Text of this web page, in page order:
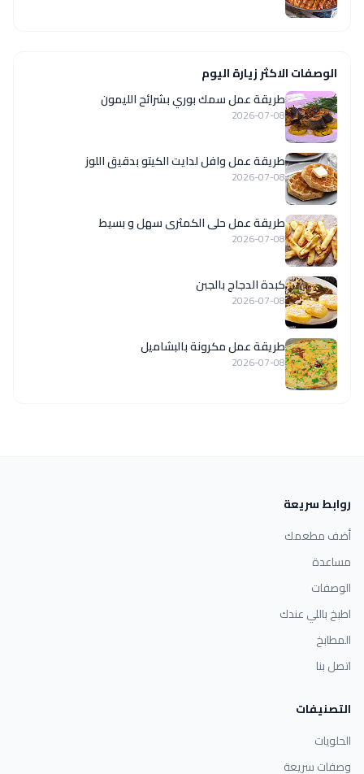
الوصفات الاكثر زيارة اليوم
طريقة عمل سمك بوري بشرائح الليمون
2026-07-08
طريقة عمل وافل لدايت الكيتو بدقيق اللوز
2026-07-08
طريقة عمل حلى الكمثرى سهل و بسيط
2026-07-08
كبدة الدجاج بالجبن
2026-07-08
طريقة عمل مكرونة بالبشاميل
2026-07-08
روابط سريعة
أضف مطعمك
مساعدة
الوصفات
اطبخ باللي عندك
المطابخ
اتصل بنا
التصنيفات
الحلويات
وصفات سريعة